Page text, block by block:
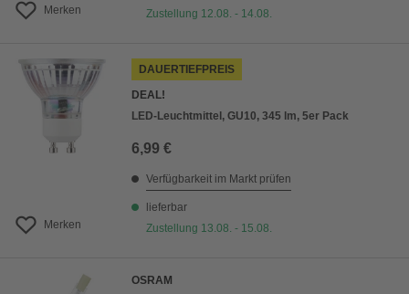
Merken
Zustellung 12.08. - 14.08.
Merken
DAUERTIEFPREIS
DEAL!
LED-Leuchtmittel, GU10, 345 lm, 5er Pack
6,99 €
Verfügbarkeit im Markt prüfen
lieferbar
Zustellung 13.08. - 15.08.
OSRAM